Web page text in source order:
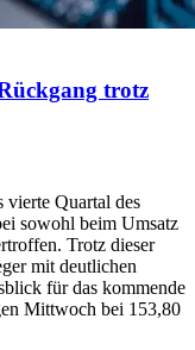
trotz
Quartal des
sowohl beim Umsatz
Trotz dieser
mit deutlichen
für das kommende
Mittwoch bei 153,80